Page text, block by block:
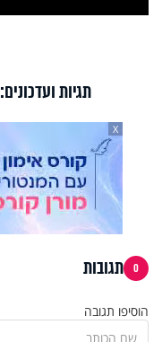
תגיות ועדכונים:
X
0 תגובות
הוסיפו תגובה